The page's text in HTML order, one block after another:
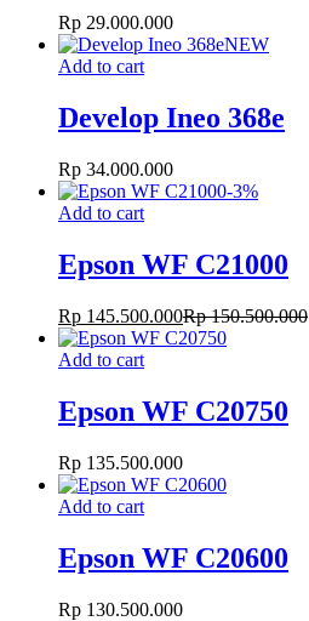
Rp 29.000.000
NEW
Add to cart
Develop Ineo 368e
Rp 34.000.000
-3%
Add to cart
Epson WF C21000
Rp 145.500.000Rp150.500.000
Add to cart
Epson WF C20750
Rp 135.500.000
Add to cart
Epson WF C20600
Rp 130.500.000